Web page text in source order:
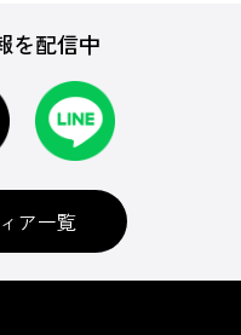
を配信中
ア一覧